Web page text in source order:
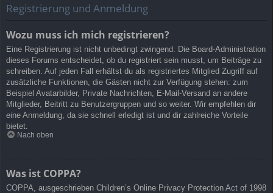
Registrierung und Anmeldung
Wozu muss ich mich registrieren?
Eine Registrierung ist nicht unbedingt zwingend. Die Board-Administration
dieses Forums entscheidet, ob du registriert sein musst, um Beiträge zu
schreiben. Auf jeden Fall erhältst du als registriertes Mitglied Zugriff auf
zusätzliche Funktionen, die Gästen nicht zur Verfügung stehen: zum
Beispiel Avatarbilder, Private Nachrichten, E-Mail-Versand an andere
Mitglieder, Beitritt zu Benutzergruppen und so weiter. Wir empfehlen dir
eine Anmeldung, da sie schnell erledigt ist und dir zahlreiche Vorteile
bietet.
Nach oben
Was ist COPPA?
COPPA, ausgeschrieben Children’s Online Privacy Protection Act of 1998